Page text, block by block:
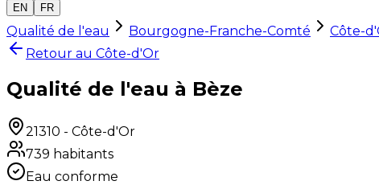
EN
FR
Qualité de l'eau Bourgogne-Franche-Comté Côte-
Retour au Côte-d'Or
Qualité de l'eau à Bèze
21310 - Côte-d'Or
739 habitants
Eau conforme